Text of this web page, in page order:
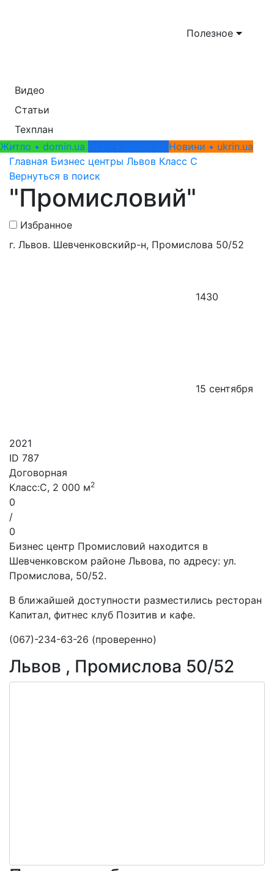
Полезное
Видео
Статьи
Техплан
Житло • domin.ua Авто • autoin.ua Новини • ukrin.ua
Главная Бизнес центры Львов Класс C
Вернуться в поиск
"Промисловий"
Избранное
г. Львов. Шевченковскийр-н, Промислова 50/52
1430
15 сентября
2021
ID 787
Договорная
Класс:C, 2 000 м2
0
/
0
Бизнес центр Промисловий находится в
Шевченковском районе Львова, по адресу: ул.
Промислова, 50/52.
В ближайшей доступности разместились ресторан
Капитал, фитнес клуб Позитив и кафе.
(067)-234-63-26 (проверенно)
Львов , Промислова 50/52